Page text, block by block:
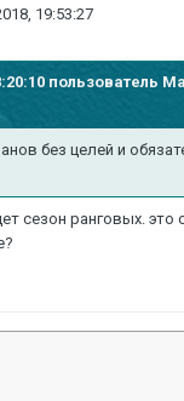
19:53:27
пользователь
без целей и
сезон ранговых.